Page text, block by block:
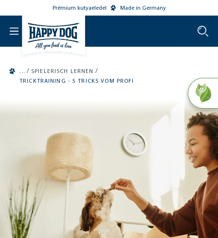
Prémium kutyaeledel Made in Germany
/ SPIELERISCH LERNEN /
TRICKTRAINING - 5 TRICKS VOM PROFI